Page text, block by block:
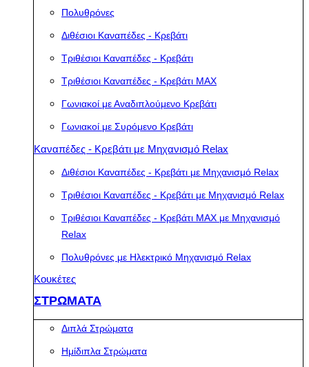
Πολυθρόνες
Διθέσιοι Καναπέδες - Κρεβάτι
Τριθέσιοι Καναπέδες - Κρεβάτι
Τριθέσιοι Καναπέδες - Κρεβάτι MAX
Γωνιακοί με Αναδιπλούμενο Κρεβάτι
Γωνιακοί με Συρόμενο Κρεβάτι
Καναπέδες - Κρεβάτι με Μηχανισμό Relax
Διθέσιοι Καναπέδες - Κρεβάτι με Μηχανισμό Relax
Τριθέσιοι Καναπέδες - Κρεβάτι με Μηχανισμό Relax
Τριθέσιοι Καναπέδες - Κρεβάτι MAX με Μηχανισμό
Relax
Πολυθρόνες με Ηλεκτρικό Μηχανισμό Relax
Κουκέτες
ΣΤΡΩΜΑΤΑ
Διπλά Στρώματα
Ημίδιπλα Στρώματα